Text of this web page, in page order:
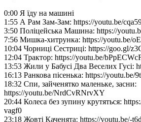
0:00 Я їду на машині
1:55 А Рам Зам-Зам: https://youtu.be/
3:50 Поліцейська Машина: https://
7:56 Мишка-хитрунка: https://youtu.be/
10:04 Чорниці Сестриці: https://goo.gl/
12:04 Трактор: https://youtu.be/
13:53 Жили у Бабусі Два Веселих Гусі:
16:13 Ранкова пісенька: https://youtu.be/
18:32 Спи, зайченятко маленьке, засни:
https://youtu.be/NrdCvRNrvXY
20:44 Колеса без зупину крутяться:
vagf0
23:18 Жовті Каченята: https://youtu.be/-